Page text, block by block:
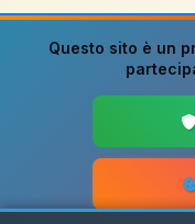
Questo sito è un